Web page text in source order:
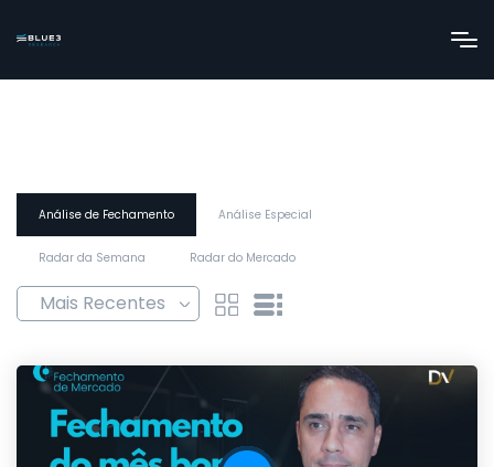
Análise de Fechamento Análise Especial
Radar da Semana Radar do Mercado